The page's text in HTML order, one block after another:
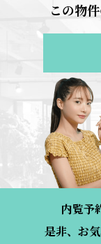
この物
内覧予
是非、お